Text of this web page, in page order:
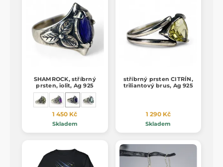
SHAMROCK, stříbrný
prsten, iolit, Ag 925
1 450 Kč
Skladem
stříbrný prsten CITRÍN,
triliantový brus, Ag 925
1 290 Kč
Skladem